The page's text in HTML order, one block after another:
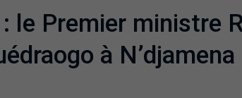
le Premier ministre
à N’djamena